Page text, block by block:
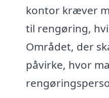
kontor kræver
til rengøring,
Området, der
påvirke, hvor